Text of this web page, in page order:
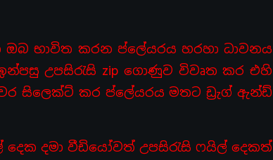
භාවිත කරන ප්ලේයරය හරහා ධාවනය
ඉන්පසු උපසිරැසි zip ගොණුව විවෘත කර එහි
සිලෙක්ට් කර ප්ලේයරය මතට ඩ්‍රැග් ඇන්ඩ්
දමා වීඩියෝවත් උපසිරැසි ෆයිල් දෙකත්